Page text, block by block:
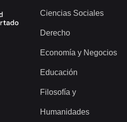
Ciencias Sociales
Derecho
Economía y Negocios
Educación
Filosofía y
Humanidades